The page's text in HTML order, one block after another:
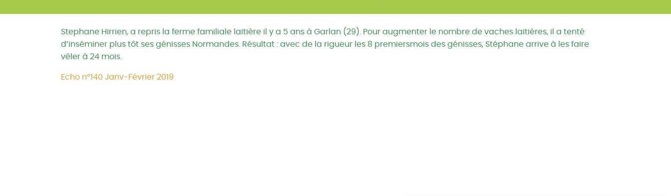
Stephane Hirrien, a repris la ferme familiale laitière il y a 5 ans à Garlan (29). Pour augmenter le nombre de vaches laitières, il a tenté
d’inséminer plus tôt ses génisses Normandes. Résultat : avec de la rigueur les 8 premiersmois des génisses, Stéphane arrive à les faire
vêler à 24 mois.
Echo n°140 Janv-Février 2019